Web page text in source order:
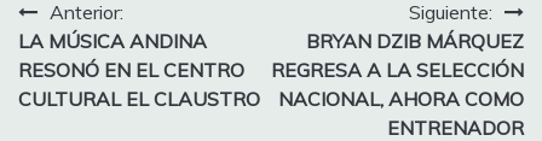
Navegación
de
entradas
Anterior:
LA MÚSICA ANDINA
RESONÓ EN EL CENTRO
CULTURAL EL CLAUSTRO
Siguiente:
BRYAN DZIB MÁRQUEZ
REGRESA A LA SELECCIÓN
NACIONAL, AHORA COMO
ENTRENADOR